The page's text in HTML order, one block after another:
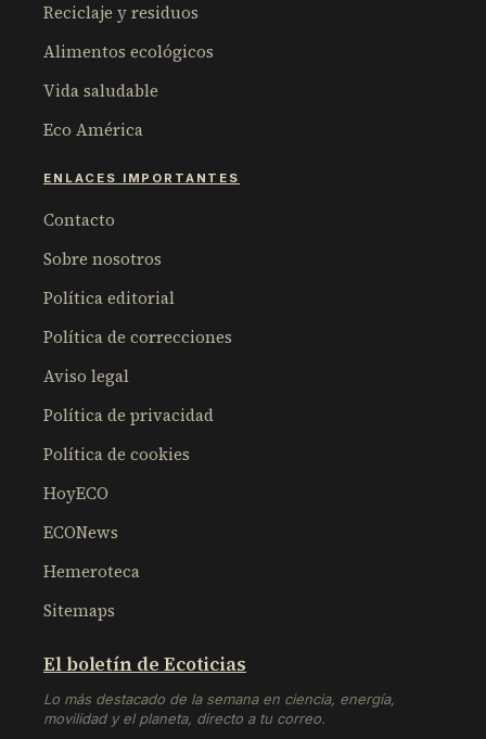
Reciclaje y residuos
Alimentos ecológicos
Vida saludable
Eco América
ENLACES IMPORTANTES
Contacto
Sobre nosotros
Política editorial
Política de correcciones
Aviso legal
Política de privacidad
Política de cookies
HoyECO
ECONews
Hemeroteca
Sitemaps
El boletín de Ecoticias
Lo más destacado de la semana en ciencia, energía,
movilidad y el planeta, directo a tu correo.